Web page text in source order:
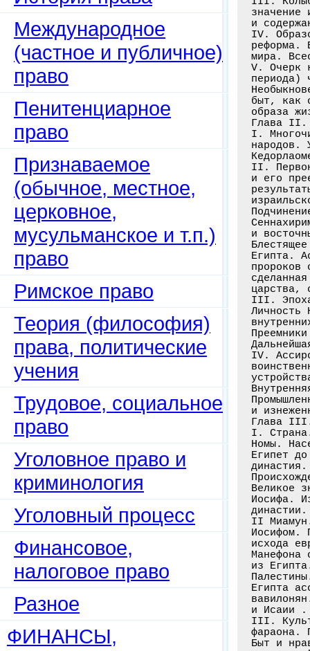
Международное
(частное и публичное)
право
Пенитенциарное
право
Признаваемое
(обычное, местное,
церковное,
мусульманское и т.п.)
право
Римское право
Теория (философия)
права, политические
учения
Трудовое, социальное
право
Уголовное право и
криминология
Уголовный процесс
Финансовое,
налоговое право
Разное
ФИНАНСЫ,
значение
и
IV.
реформа.
мира.
V. Очерк
периода)
быт, как
Глава II.
I.
народов.
II.
и его
и
Египта.
пророков
царства,
III. Эпоха
Личность
IV.
и
Глава
I.
Номы.
Египет
Великое
Иосифа.
II Миамун.
Иосифом.
исхода
Манефона
из
Египта
и
III.
фараона.
Быт и